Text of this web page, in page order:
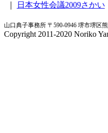
日本女性会議2009さかい
山口典子事務所 〒590-0946 堺市堺
Copyright 2011-2020 Noriko